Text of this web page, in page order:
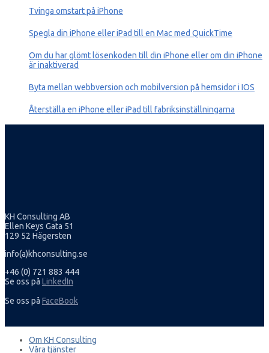
Tvinga omstart på iPhone
Spegla din iPhone eller iPad till en Mac med QuickTime
Om du har glömt lösenkoden till din iPhone eller om din iPhone
är inaktiverad
Byta mellan webbversion och mobilversion på hemsidor i IOS
Återställa en iPhone eller iPad till fabriksinställningarna
KH Consulting AB
Ellen Keys Gata 51
129 52 Hägersten
info(a)khconsulting.se
+46 (0) 721 883 444
Se oss på LinkedIn
Se oss på FaceBook
Om KH Consulting
Våra tjänster